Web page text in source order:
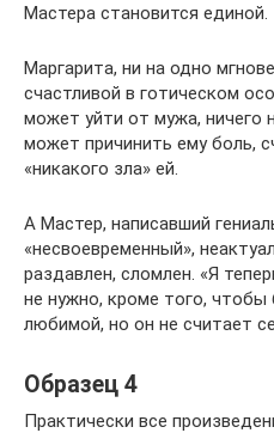
Мастера становится единой.
Маргарита, ни на одно
счастливой в готическом
может уйти от мужа, ничего
может причинить ему боль,
«никакого зла» ей.
А Мастер, написавший
«несвоевременный»,
раздавлен, сломлен. «Я
не нужно, кроме того,
любимой, но он не считает
Образец 4
Практически все